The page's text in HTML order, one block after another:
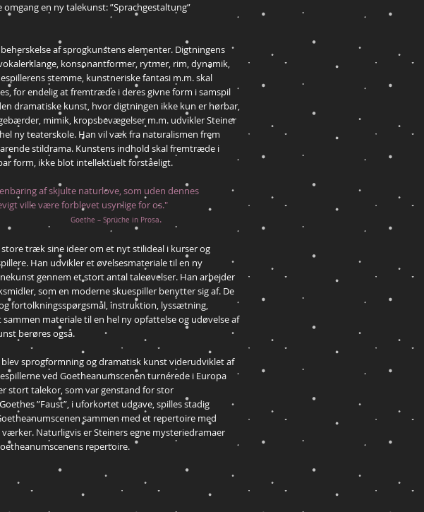
en ny talekunst: ”Sprachgestaltung”
af sprogkunstens elementer. Digtningens
konsonantformer, rytmer, rim, dynamik,
stemme, kunstneriske fantasi m.m. skal
for endelig at fremtræde i deres givne form i samspil
dramatiske kunst, hvor digtningen ikke kun er hørbar,
mimik, kropsbevægelser m.m. udvikler Steiner
ny teaterskole. Han vil væk fra naturalismen frem
stildrama. Kunstens indhold skal fremtræde i
form, ikke blot intellektuelt forståeligt.
af skjulte naturlove, som uden dennes
ville være forblevet usynlige for os."
Goethe – Sprüche in Prosa.
træk sine ideer om et nyt stilideal i kurser og
Han udvikler et øvelsesmateriale til en ny
gennem et stort antal taleøvelser. Han arbejder
som en moderne skuespiller benytter sig af. De
fortolkningsspørgsmål, instruktion, lyssætning,
materiale til en hel ny opfattelse og udøvelse af
berøres også.
blev sprogformning og dramatisk kunst viderudviklet af
ved Goetheanumscenen turnérede i Europa
stort talekor, som var genstand for stor
”Faust”, i uforkortet udgave, spilles stadig
sammen med et repertoire med
værker. Naturligvis er Steiners egne mysteriedramaer
repertoire.